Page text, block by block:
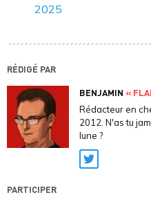
2025
RÉDIGÉ PAR
BENJAMIN «
Rédacteur en
2012. N'as tu
lune ?
Twitter
PARTICIPER